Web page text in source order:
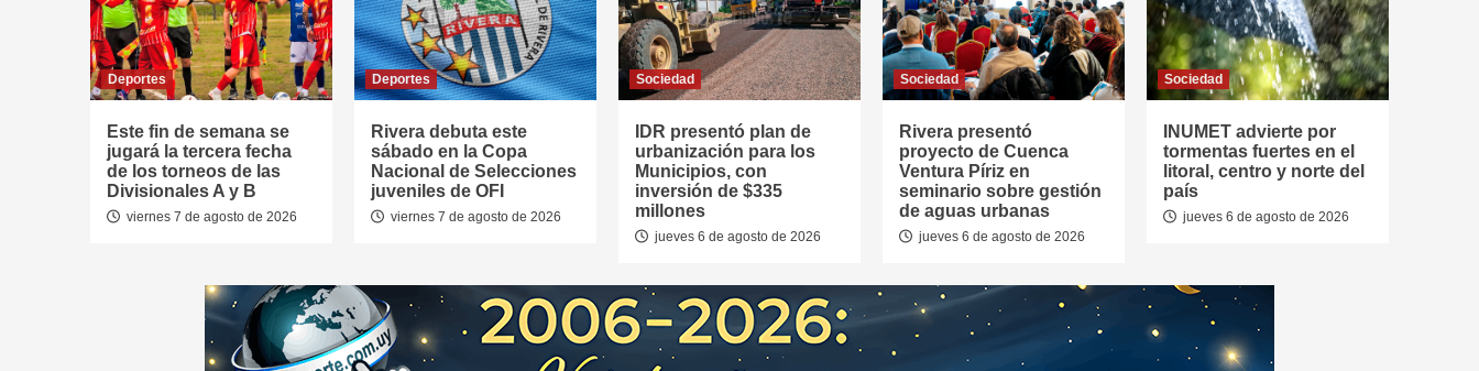
Deportes
Este fin de semana se
jugará la tercera fecha
de los torneos de las
Divisionales A y B
viernes 7 de agosto de 2026
Deportes
Rivera debuta este
sábado en la Copa
Nacional de Selecciones
juveniles de OFI
viernes 7 de agosto de 2026
Sociedad
IDR presentó plan de
urbanización para los
Municipios, con
inversión de $335
millones
jueves 6 de agosto de 2026
Sociedad
Rivera presentó
proyecto de Cuenca
Ventura Píriz en
seminario sobre gestión
de aguas urbanas
jueves 6 de agosto de 2026
Sociedad
INUMET advierte por
tormentas fuertes en el
litoral, centro y norte del
país
jueves 6 de agosto de 2026